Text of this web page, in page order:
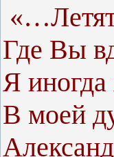
Где Вы
Я иногда
В моей